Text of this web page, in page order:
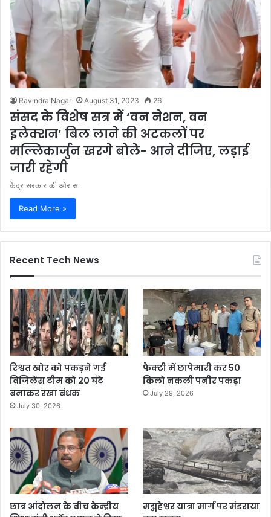
Ravindra Nagar August 31, 2023 26
संसद के विशेष सत्र में ‘वन नेशन, वन
इलेक्शन’ बिल लाने की अटकलों पर
मल्लिकार्जुन खरगे बोले- आने दीजिए, लड़ाई
जारी रहेगी
केंद्र सरकार की ओर स
Read More »
Recent Tech News
रिश्वत खोर को पकड़ने गई
विजिलेंस टीम को 20 घंटे
बनाकर रखा बंधक
July 30, 2026
फैक्ट्री में छापेमारी कर 50
किलो नकली पनीर पकड़ा
July 29, 2026
छात्र आंदोलन के बीच केन्द्रीय
मद्महेश्वर यात्रा मार्ग पर मंडराया